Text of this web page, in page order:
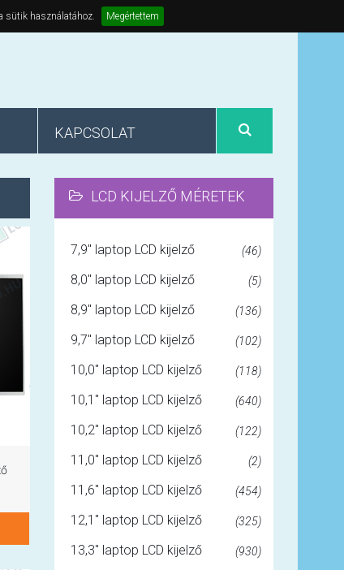
sütik használatához. Megértettem
KAPCSOLAT
LCD KIJELZŐ MÉRETEK
7,9" laptop LCD kijelző (46)
8,0" laptop LCD kijelző (5)
8,9" laptop LCD kijelző (136)
9,7" laptop LCD kijelző (102)
10,0" laptop LCD kijelző (118)
10,1" laptop LCD kijelző (640)
10,2" laptop LCD kijelző (122)
11,0" laptop LCD kijelző (2)
11,6" laptop LCD kijelző (454)
12,1" laptop LCD kijelző (325)
13,3" laptop LCD kijelző (930)